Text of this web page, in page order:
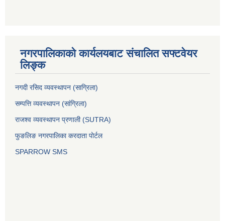
नगरपालिकाको कार्यलयबाट संचालित सफ्टवेयर
लिङ्क
नगदी रसिद व्यवस्थापन (साग्रिला)
सम्पत्ति व्यवस्थापन (सांग्रिला)
राजश्व व्यवस्थापन प्रणाली (SUTRA)
फुङलिङ नगरपालिका करदाता पोर्टल
SPARROW SMS